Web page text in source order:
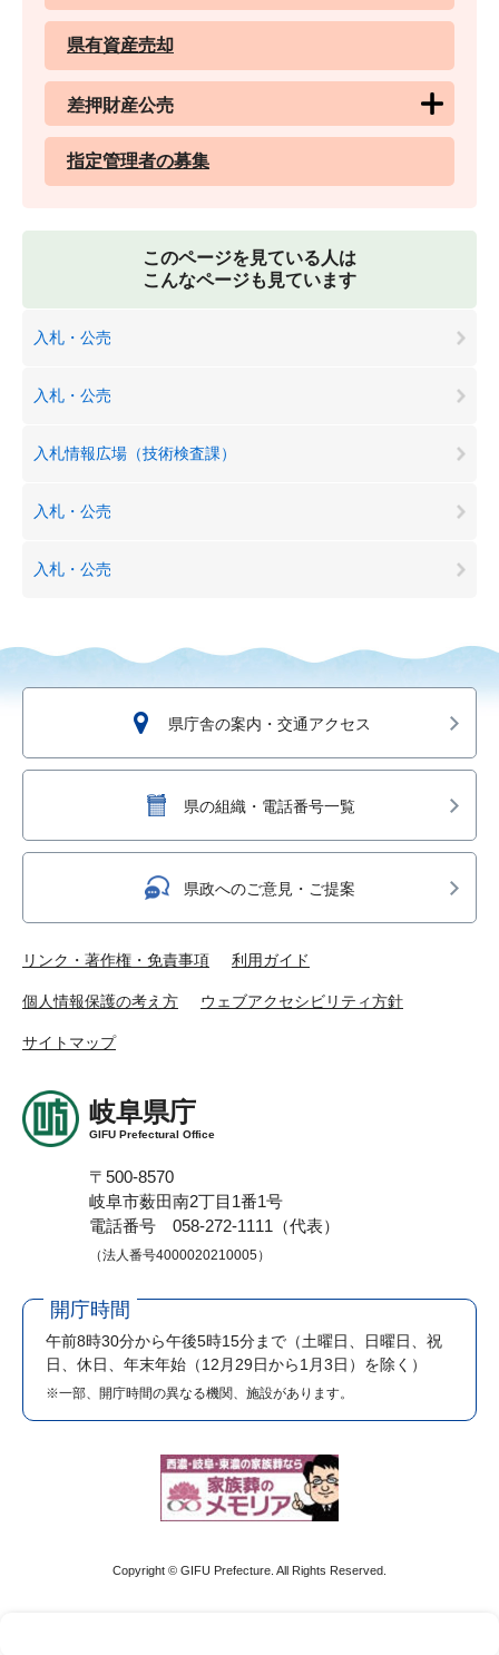
県有資産売却
差押財産公売
指定管理者の募集
このページを見ている人は
こんなページも見ています
入札・公売
入札・公売
入札情報広場（技術検査課）
入札・公売
入札・公売
県庁舎の案内・交通アクセス
県の組織・電話番号一覧
県政へのご意見・ご提案
リンク・著作権・免責事項 利用ガイド
個人情報保護の考え方 ウェブアクセシビリティ方針
サイトマップ
岐阜県庁
GIFU Prefectural Office
〒500-8570
岐阜市薮田南2丁目1番1号
電話番号 058-272-1111（代表）
（法人番号4000020210005）
開庁時間
午前8時30分から午後5時15分まで （土曜日、日曜日、祝
日、休日、年末年始（12月29日から1月3日）を除く）
※一部、開庁時間の異なる機関、施設があります。
Copyright © GIFU Prefecture. All Rights Reserved.